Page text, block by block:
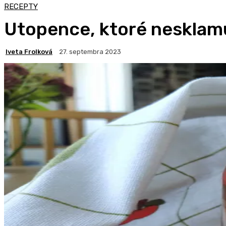
RECEPTY
Utopence, ktoré
Iveta Frolková 27. septembra 2023